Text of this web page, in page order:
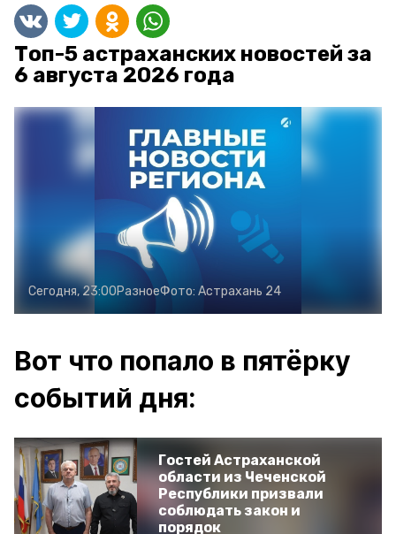
Топ-5 астраханских новостей за
6 августа 2026 года
Сегодня, 23:00РазноеФото: Астрахань 24
Вот что попало в пятёрку
событий дня:
Гостей Астраханской
области из Чеченской
Республики призвали
соблюдать закон и
порядок